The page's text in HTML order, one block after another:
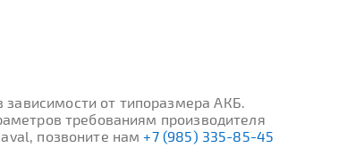
от типоразмера АКБ.
требованиям производителя
позвоните нам+7 (985) 335-85-45